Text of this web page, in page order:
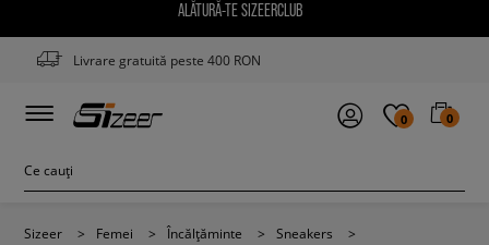
ALĂTURĂ-TE SIZEERCLUB
Livrare gratuită peste 400 RON
0 0
Sizeer > Femei > Încălțăminte > Sneakers
>